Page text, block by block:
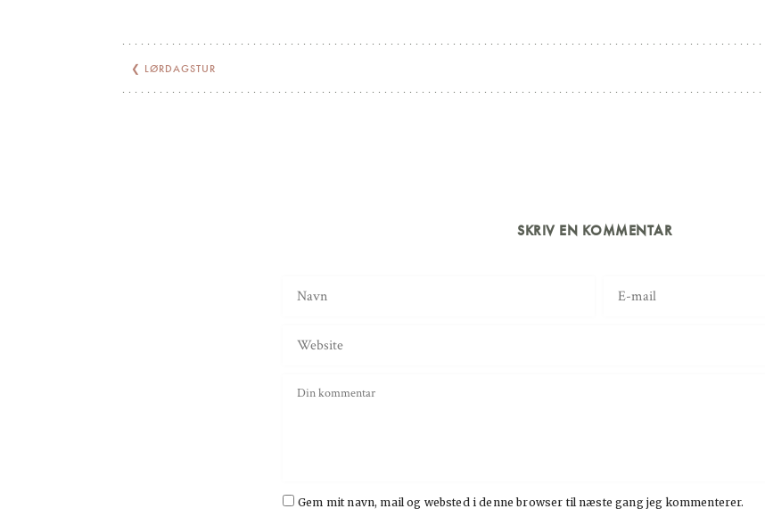
❮ LØRDAGSTUR
SKRIV EN KOMMENTAR
Gem mit navn, mail og websted i denne browser til næste gang jeg kommenterer.